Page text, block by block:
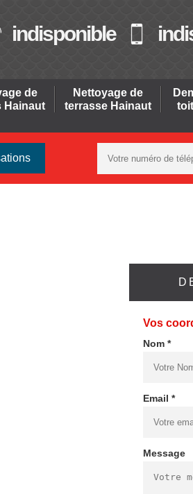
indisponible
de
Hainaut
Nettoyage de
terrasse Hainaut
Vos
Nom *
Email *
Message